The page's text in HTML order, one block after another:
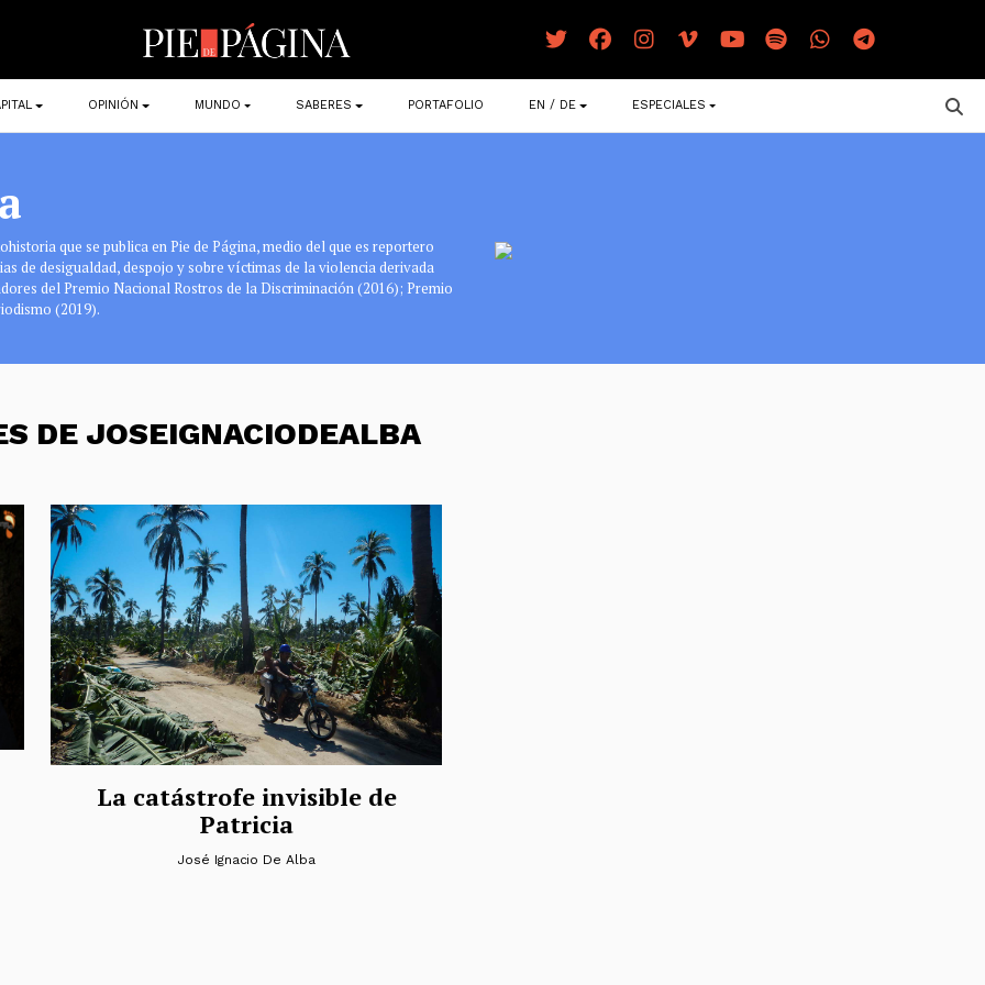
OPINIÓN MUNDO SABERES PORTAFOLIO EN / DE ESPECIALES
que se publica en Pie de Página, medio del que es reportero
de desigualdad, despojo y sobre víctimas de la violencia derivada
del Premio Nacional Rostros de la Discriminación (2016); Premio
(2019).
DE JOSEIGNACIODEALBA
La catástrofe invisible de
Patricia
José Ignacio De Alba